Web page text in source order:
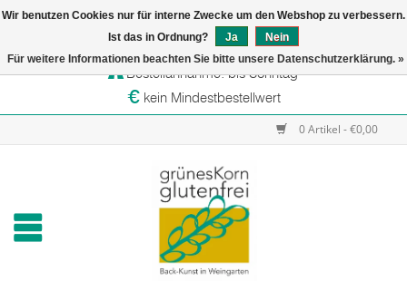
Versandtage: Dienstag & Mittwoch
Bestellannahme: bis Sonntag
kein Mindestbestellwert
0 Artikel - €0,00
Startseite
Online-Shop
Wir benutzen Cookies nur für interne Zwecke um den Webshop zu verbessern.
Ist das in Ordnung?
Ja
Nein
Für weitere Informationen beachten Sie bitte unsere Datenschutzerklärung. »